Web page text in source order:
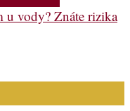
u vody? Znáte rizika